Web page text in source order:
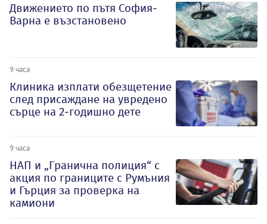
Движението по пътя София-
Варна е възстановено
9 часа
Клиника изплати обезщетение
след присаждане на увредено
сърце на 2-годишно дете
9 часа
НАП и „Гранична полиция“ с
акция по границите с Румъния
и Гърция за проверка на
камиони